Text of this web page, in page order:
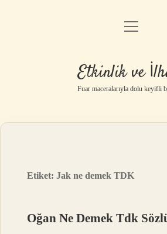
Anasayfa
Gizlilik Politikası
Yasal Uyarı
menüyü
Etkinlik ve
Fuar maceralarıyla dolu keyifli
Etiket:Jak ne demek TDK
Oğan Ne Demek Tdk